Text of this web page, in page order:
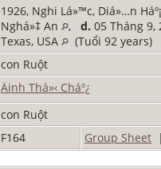
1926, Nghi Lá»™c, Diá»…n
Nghá»‡ An
, d. 05 Tháng 9,
Texas, USA
(Tuổi 92 years)
con Ruột
Äinh Thá»‹ Cháº¿
con Ruột
F164 Group Sheet